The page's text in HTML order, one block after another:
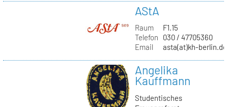
AStA
Raum
F1.15
Telefon
030 / 47705360
Email
asta(at)kh-berlin.de
Angelika
Kauffmann
Studentisches